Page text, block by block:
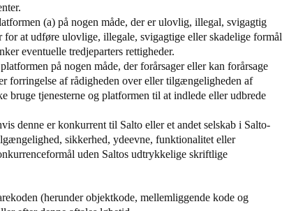
(a) på nogen måde, der er ulovlig, illegal, svigagtig
at udføre ulovlige, illegale, svigagtige eller skadelige formål
eventuelle tredjeparters rettigheder.
på nogen måde, der forårsager eller kan forårsage
forringelse af rådigheden over eller tilgængeligheden af
bruge tjenesterne og platformen til at indlede eller udbrede
denne er konkurrent til Salto eller et andet selskab i Salto-
sikkerhed, ydeevne, funktionalitet eller
uden Saltos udtrykkelige skriftlige
(herunder objektkode, mellemliggende kode og